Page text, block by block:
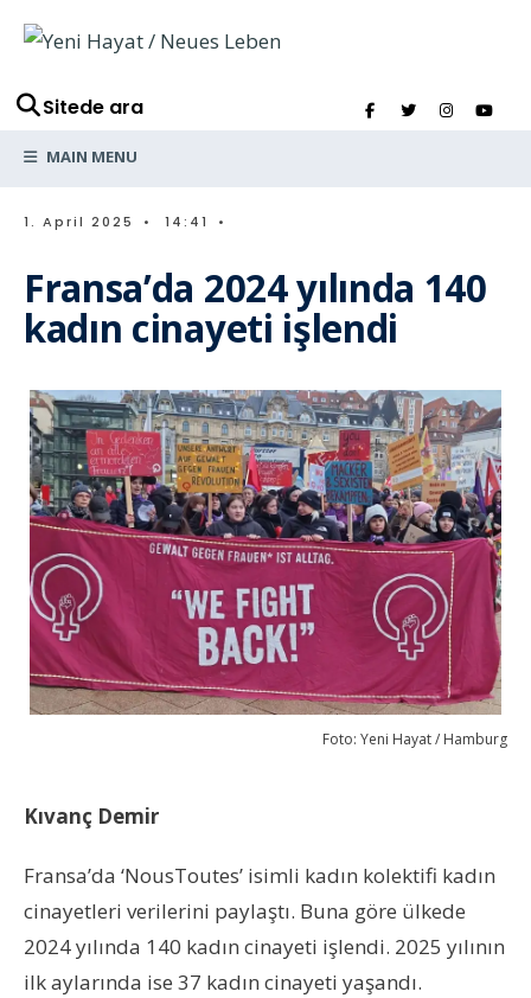
Sitede ara
MAIN MENU
1. April 2025 • 14:41 •
Fransa’da 2024 yılında 140
kadın cinayeti işlendi
Foto: Yeni Hayat / Hamburg
Kıvanç Demir
Fransa’da ‘NousToutes’ isimli kadın kolektifi kadın
cinayetleri verilerini paylaştı. Buna göre ülkede
2024 yılında 140 kadın cinayeti işlendi. 2025 yılının
ilk aylarında ise 37 kadın cinayeti yaşandı.